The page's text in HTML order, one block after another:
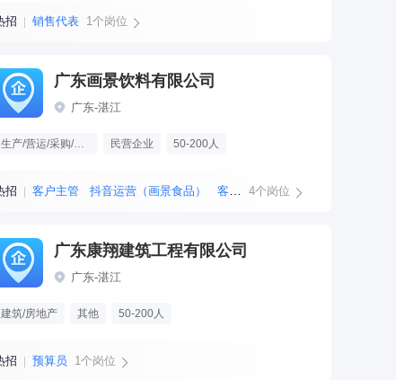
招 销售代表 1个岗位
广东画景饮料有限公司
广东-湛江
生产/营运/采购/物流 民营企业 50-200人
招 客户主管 抖音运营（画景食品） 客服专员 水电工
4个岗位
广东康翔建筑工程有限公司
广东-湛江
建筑/房地产 其他 50-200人
招 预算员 1个岗位